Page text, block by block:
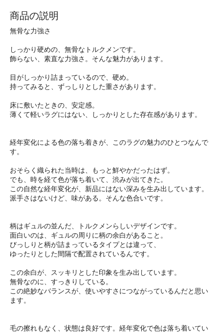
商品の説明
無骨な力強さ
しっかり硬めの、無骨なトルクメンです。
飾らない、素直な力強さ。そんな魅力があります。
目がしっかり詰まっているので、硬め。
持ってみると、ずっしりとした重さがあります。
床に敷いたときの、安定感。
薄くて軽いラグにはない、しっかりとした存在感があります。
経年変化による色の落ち着きが、このラグの魅力のひとつなんで
す。
おそらく織られた当時は、もっと鮮やかだったはず。
でも、時を経て色が落ち着いて、渋みが出てきた。
この自然な経年変化が、新品にはない深みを生み出しています。
派手さはないけど、味がある。そんな色合いです。
柄はギュルの並んだ、トルクメンらしいデザインです。
面白いのは、ギュルの周りに柄の余白があること。
びっしりと柄が詰まっているタイプとは違って、
ゆったりとした間隔で配置されているんです。
この余白が、スッキリとした印象を生み出しています。
無骨なのに、すっきりしている。
この絶妙なバランスが、使いやすさにつながっているんだと思い
ます。
毛の擦れもなく、状態は良好です。経年変化で色は落ち着いてい